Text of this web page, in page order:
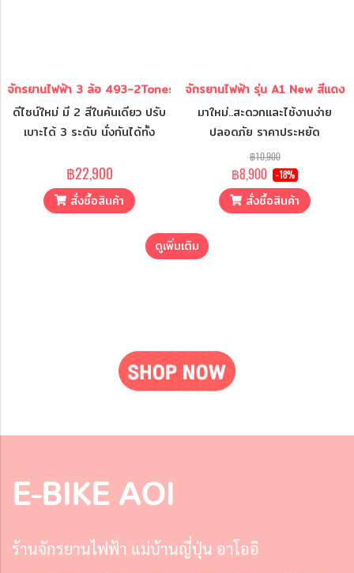
จักรยานไฟฟ้า 3 ล้อ 493-2Tones สีแดง
ดีไซน์ใหม่ มี 2 สีในคันเดียว ปรับ
เบาะได้ 3 ระดับ นั่งกันได้ทั้ง
฿22,900
สั่งซื้อสินค้า
จักรยานไฟฟ้า รุ่น A1 New สีแดง
มาใหม่..สะดวกและไช้งานง่าย
ปลอดภัย ราคาประหยัด
฿10,900
฿8,900 -18%
สั่งซื้อสินค้า
ดูเพิ่มเติม
E-BIKE AOI
ร้านจักรยานไฟฟ้า แม่บ้านญี่ปุ่น อาโออิ